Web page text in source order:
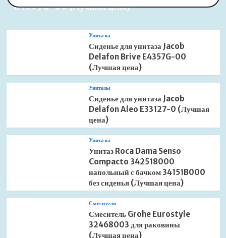
550M
E4359G-00 (Лучшая цена)
Унитазы
Сиденье для унитаза Jacob
Delafon Brive E4357G-00
(Лучшая цена)
Унитазы
Сиденье для унитаза Jacob
Delafon Aleo E33127-0 (Лучшая
цена)
Унитазы
Унитаз Roca Dama Senso
Compacto 342518000
напольный с бачком 34151B000
без сиденья (Лучшая цена)
Смесители
Смеситель Grohe Eurostyle
32468003 для раковины
(Лучшая цена)